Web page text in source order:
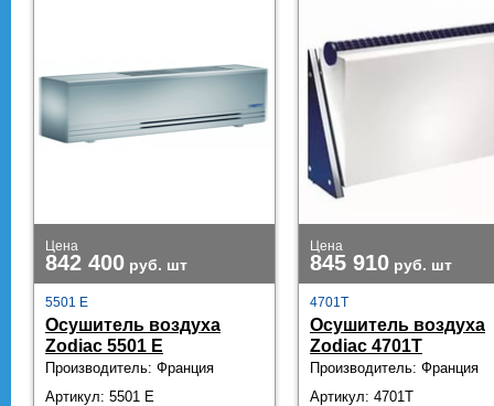
Цена
842 400 руб. шт
5501 E
Осушитель воздуха
Zodiac 5501 E
Производитель: Франция
Артикул: 5501 E
Цена
845 910 руб. шт
4701Т
Осушитель воздуха
Zodiac 4701Т
Производитель: Франция
Артикул: 4701Т